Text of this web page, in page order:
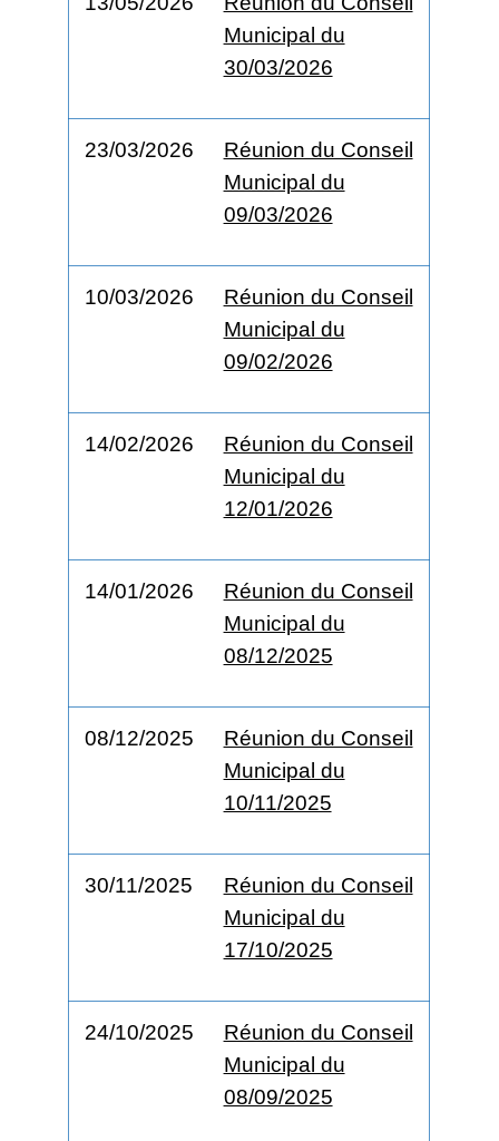
Municipal du
30/03/2026
23/03/2026
Réunion du Conseil
Municipal du
09/03/2026
10/03/2026
Réunion du Conseil
Municipal du
09/02/2026
14/02/2026
Réunion du Conseil
Municipal du
12/01/2026
14/01/2026
Réunion du Conseil
Municipal du
08/12/2025
08/12/2025
Réunion du Conseil
Municipal du
10/11/2025
30/11/2025
Réunion du Conseil
Municipal du
17/10/2025
24/10/2025
Réunion du Conseil
Municipal du
08/09/2025